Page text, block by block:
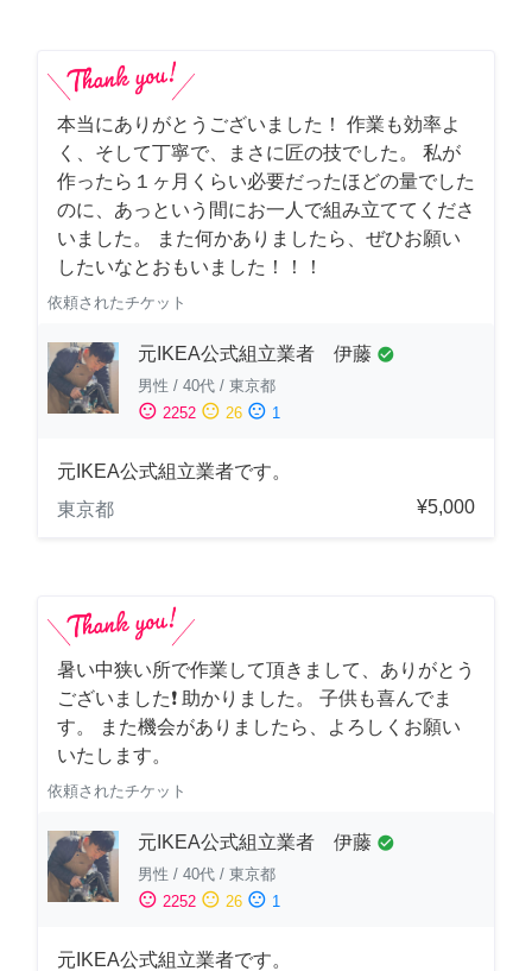
本当にありがとうございました！ 作業も効率よ
く、そして丁寧で、まさに匠の技でした。 私が
作ったら１ヶ月くらい必要だったほどの量でした
のに、あっという間にお一人で組み立ててくださ
いました。 また何かありましたら、ぜひお願い
したいなとおもいました！！！
依頼されたチケット
元IKEA公式組立業者 伊藤 check_circle
男性 / 40代 / 東京都
sentiment_satisfied 2252 sentiment_neutral 26 sentiment_dissatisfied 1
元IKEA公式組立業者です。
東京都
¥5,000
暑い中狭い所で作業して頂きまして、ありがとう
ございました❗️ 助かりました。 子供も喜んでま
す。 また機会がありましたら、よろしくお願い
いたします。
依頼されたチケット
元IKEA公式組立業者 伊藤 check_circle
男性 / 40代 / 東京都
sentiment_satisfied 2252 sentiment_neutral 26 sentiment_dissatisfied 1
元IKEA公式組立業者です。